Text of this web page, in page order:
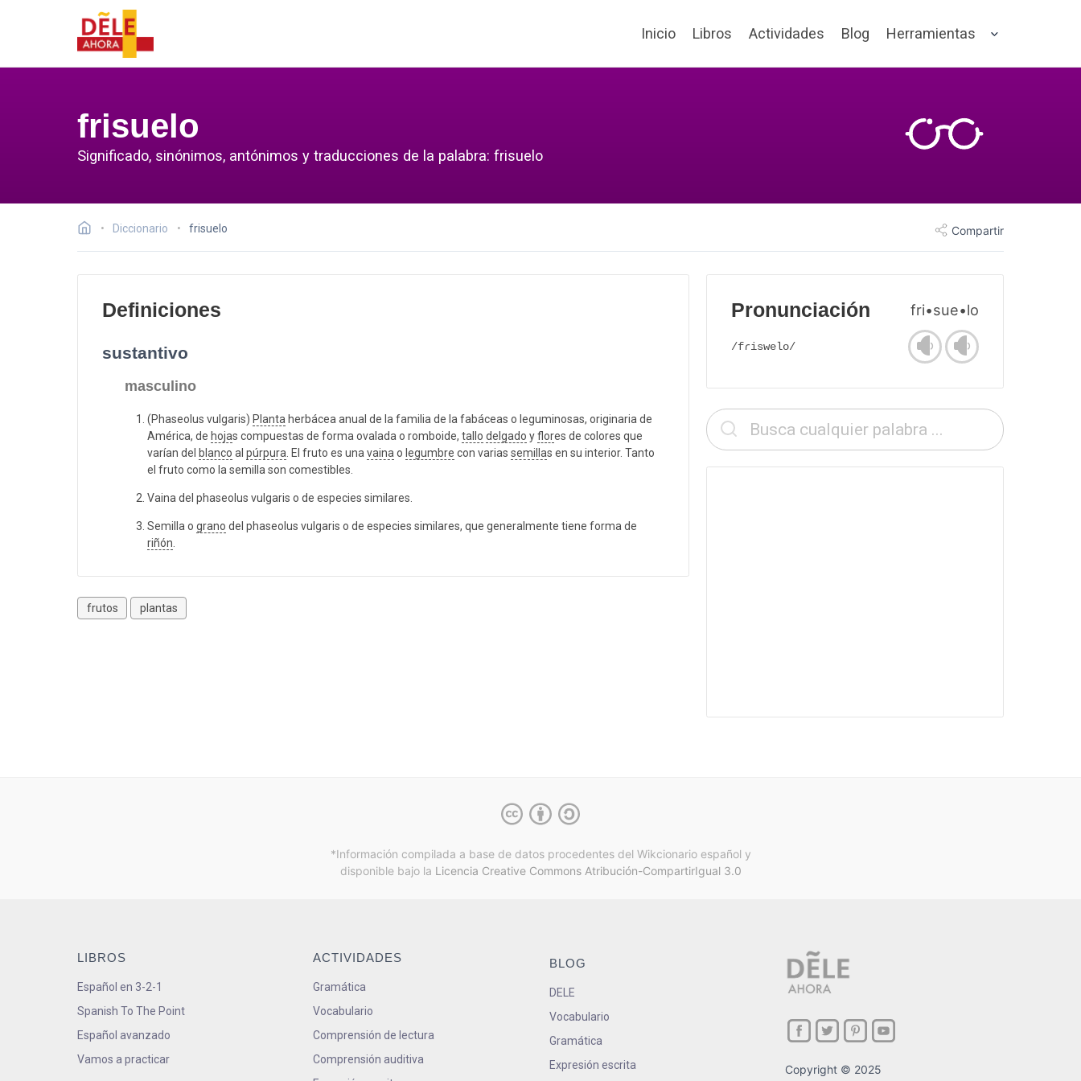
Inicio Libros Actividades Blog Herramientas
frisuelo
Significado, sinónimos, antónimos y traducciones de la palabra: frisuelo
Diccionario frisuelo Compartir
Definiciones
sustantivo
masculino
(Phaseolus vulgaris) Planta herbácea anual de la familia de la fabáceas o leguminosas, originaria de
América, de hojas compuestas de forma ovalada o romboide, tallo delgado yflores de colores que
varían del blanco al púrpura. El fruto es unavainao legumbre con varias semillas en su interior. Tanto
el fruto como la semilla son comestibles.
Vaina del phaseolus vulgaris o de especies similares.
Semilla o grano del phaseolus vulgaris o de especies similares, que generalmente tiene forma de
riñón.
frutos plantas
Pronunciación fri•sue•lo
/fɾiswelo/
*Información compilada a base de datos procedentes del Wikcionario español y
disponible bajo la Licencia Creative Commons Atribución-CompartirIgual 3.0
LIBROS
Español en 3-2-1
Spanish To The Point
Español avanzado
Vamos a practicar
ACTIVIDADES
Gramática
Vocabulario
Comprensión de lectura
Comprensión auditiva
BLOG
DELE
Vocabulario
Gramática
Expresión escrita
Copyright © 2025